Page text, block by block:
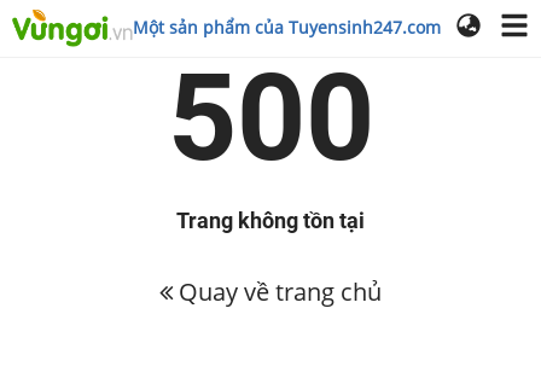
Một sản phẩm của Tuyensinh247.com
500
Trang không tồn tại
Quay về trang chủ